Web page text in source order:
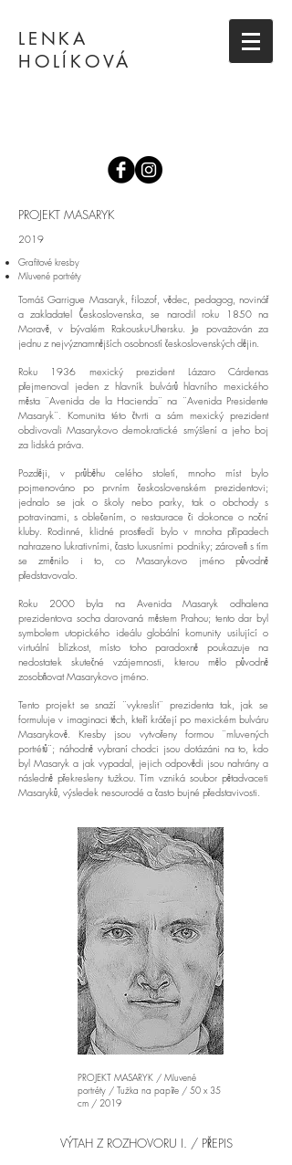
LENKA
HOLÍKOVÁ
PROJEKT MASARYK
2019
Grafitové kresby
Mluvené portréty
Tomáš Garrigue Masaryk, filozof, vědec, pedagog, novinář
a zakladatel Československa, se narodil roku 1850 na
Moravě, v bývalém Rakousku-Uhersku. Je považován za
jednu z nejvýznamnějších osobností československých dějin.
Roku 1936 mexický prezident Lázaro Cárdenas
přejmenoval jeden z hlavník bulvárů hlavního mexického
města ¨Avenida de la Hacienda¨ na ¨Avenida Presidente
Masaryk¨. Komunita této čtvrti a sám mexický prezident
obdivovali Masarykovo demokratické smýšlení a jeho boj
za lidská práva.
Později, v průběhu celého století, mnoho míst bylo
pojmenováno po prvním československém prezidentovi;
jednalo se jak o školy nebo parky, tak o obchody s
potravinami, s oblečením, o restaurace či dokonce o noční
kluby. Rodinné, klidné prostředí bylo v mnoha případech
nahrazeno lukrativními, často luxusními podniky; zároveň s tím
se změnilo i to, co Masarykovo jméno původně
představovalo.
Roku 2000 byla na Avenida Masaryk odhalena
prezidentova socha darovaná městem Prahou; tento dar byl
symbolem utopického ideálu globální komunity usilující o
virtuální blízkost, místo toho paradoxně poukazuje na
nedostatek skutečné vzájemnosti, kterou mělo původně
zosobňovat Masarykovo jméno.
Tento projekt se snaží ¨vykreslit¨ prezidenta tak, jak se
formuluje v imaginaci těch, kteří kráčejí po mexickém bulváru
Masarykově. Kresby jsou vytvořeny formou ¨mluvených
portrétů¨; náhodně vybraní chodci jsou dotázáni na to, kdo
byl Masaryk a jak vypadal, jejich odpovědi jsou nahrány a
následně překresleny tužkou. Tím vzniká soubor pětadvaceti
Masaryků, výsledek nesourodé a často bujné představivosti.
PROJEKT MASARYK / Mluvené
portréty / Tužka na papíře / 50 x 35
cm / 2019
VÝTAH Z ROZHOVORU I. / PŘEPIS